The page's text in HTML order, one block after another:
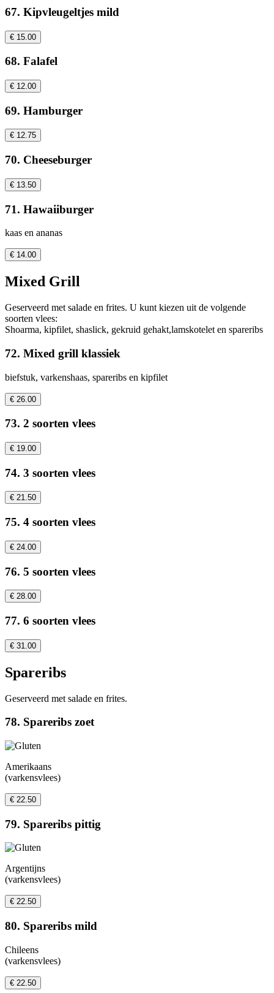
67. Kipvleugeltjes mild
€ 15.00
68. Falafel
€ 12.00
69. Hamburger
€ 12.75
70. Cheeseburger
€ 13.50
71. Hawaiiburger
kaas en ananas
€ 14.00
Mixed Grill
Geserveerd met salade en frites. U kunt kiezen uit de volgende
soorten vlees:
Shoarma, kipfilet, shaslick, gekruid gehakt,lamskotelet en spareribs
72. Mixed grill klassiek
biefstuk, varkenshaas, spareribs en kipfilet
€ 26.00
73. 2 soorten vlees
€ 19.00
74. 3 soorten vlees
€ 21.50
75. 4 soorten vlees
€ 24.00
76. 5 soorten vlees
€ 28.00
77. 6 soorten vlees
€ 31.00
Spareribs
Geserveerd met salade en frites.
78. Spareribs zoet
Amerikaans
(varkensvlees)
€ 22.50
79. Spareribs pittig
Argentijns
(varkensvlees)
€ 22.50
80. Spareribs mild
Chileens
(varkensvlees)
€ 22.50